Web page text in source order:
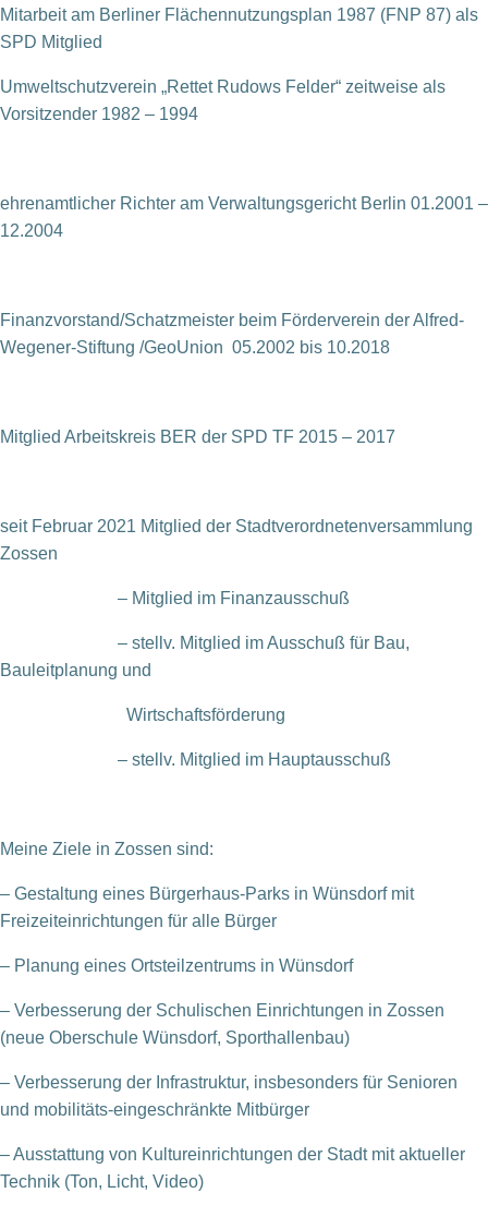
Mitarbeit am Berliner Flächennutzungsplan 1987 (FNP 87) als
SPD Mitglied
Umweltschutzverein „Rettet Rudows Felder“ zeitweise als
Vorsitzender 1982 – 1994
ehrenamtlicher Richter am Verwaltungsgericht Berlin 01.2001 –
12.2004
Finanzvorstand/Schatzmeister beim Förderverein der Alfred-
Wegener-Stiftung /GeoUnion 05.2002 bis 10.2018
Mitglied Arbeitskreis BER der SPD TF 2015 – 2017
seit Februar 2021 Mitglied der Stadtverordnetenversammlung
Zossen
– Mitglied im Finanzausschuß
– stellv. Mitglied im Ausschuß für Bau,
Bauleitplanung und
Wirtschaftsförderung
– stellv. Mitglied im Hauptausschuß
Meine Ziele in Zossen sind:
– Gestaltung eines Bürgerhaus-Parks in Wünsdorf mit
Freizeiteinrichtungen für alle Bürger
– Planung eines Ortsteilzentrums in Wünsdorf
– Verbesserung der Schulischen Einrichtungen in Zossen
(neue Oberschule Wünsdorf, Sporthallenbau)
– Verbesserung der Infrastruktur, insbesonders für Senioren
und mobilitäts-eingeschränkte Mitbürger
– Ausstattung von Kultureinrichtungen der Stadt mit aktueller
Technik (Ton, Licht, Video)